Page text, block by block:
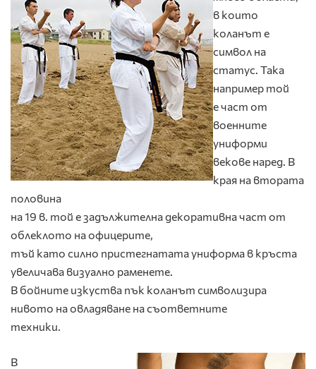
в които
коланът е
символ на
статус. Така
например той
е част от
военните
униформи
векове наред. В
края на втората
половина
на 19 в. той е задължителна декоративна част от
облеклото на офицерите,
тъй като силно пристегнатата униформа в кръста
увеличава визуално раменете.
В бойните изкуства пък коланът символизира
нивото на овладяване на съответните
техники.
В